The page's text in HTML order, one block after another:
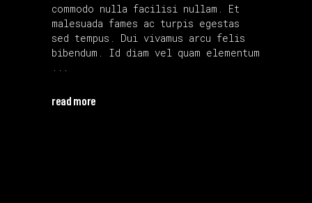
commodo nulla facilisi nullam. Et
malesuada fames ac turpis egestas
sed tempus. Dui vivamus arcu felis
bibendum. Id diam vel quam elementum
read more